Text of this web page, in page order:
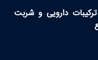
دارویی و شربت